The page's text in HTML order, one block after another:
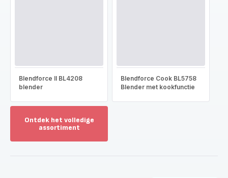
Blendforce II BL4208
blender
Blendforce Cook BL5758
Blender met kookfunctie
Ontdek het volledige
assortiment